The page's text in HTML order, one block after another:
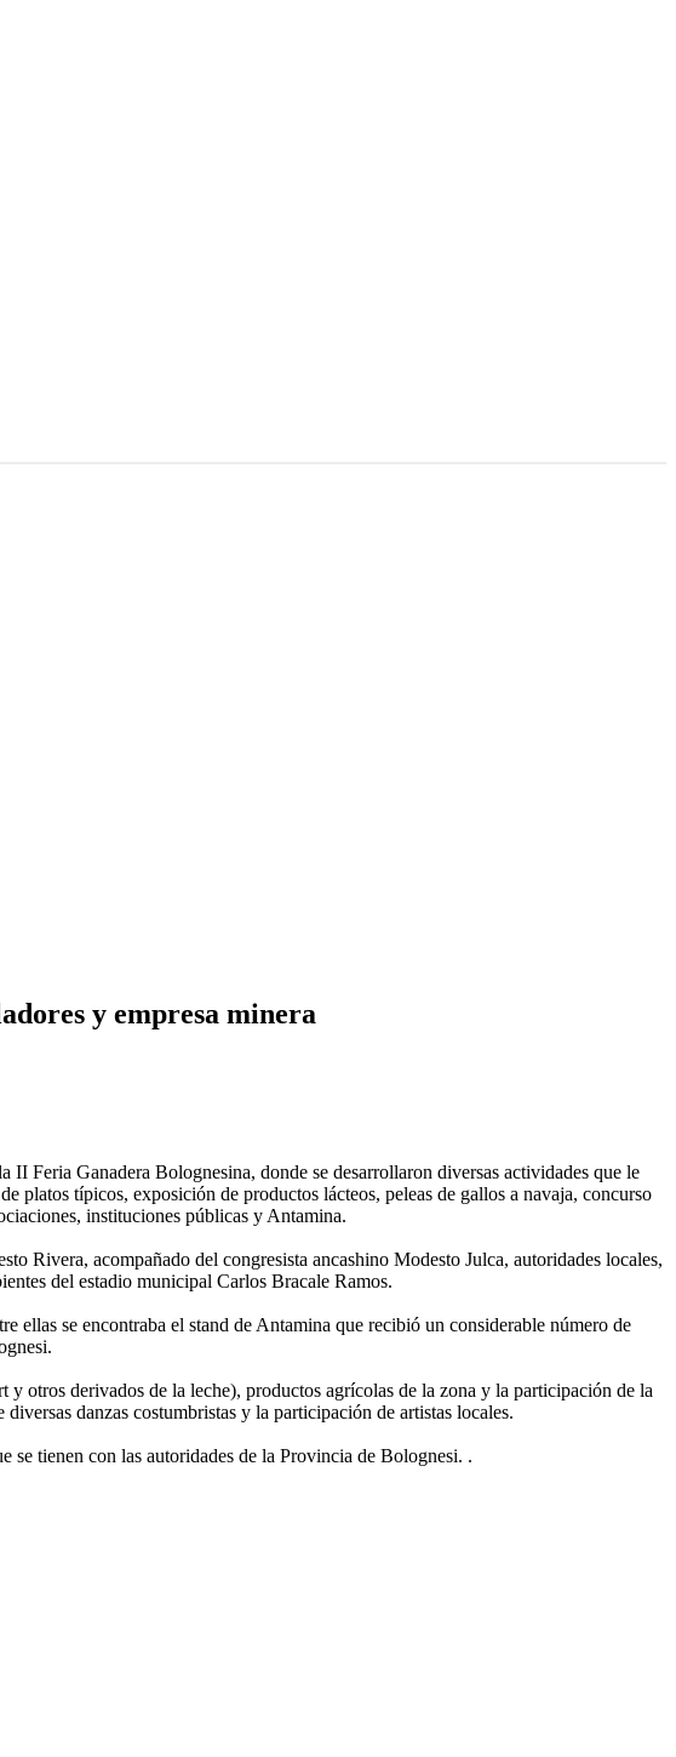
y empresa minera
Feria Ganadera Bolognesina, donde se desarrollaron diversas actividades que le
platos típicos, exposición de productos lácteos, peleas de gallos a navaja, concurso
instituciones públicas y Antamina.
Rivera, acompañado del congresista ancashino Modesto Julca, autoridades locales,
del estadio municipal Carlos Bracale Ramos.
ellas se encontraba el stand de Antamina que recibió un considerable número de
otros derivados de la leche), productos agrícolas de la zona y la participación de la
danzas costumbristas y la participación de artistas locales.
se tienen con las autoridades de la Provincia de Bolognesi. .